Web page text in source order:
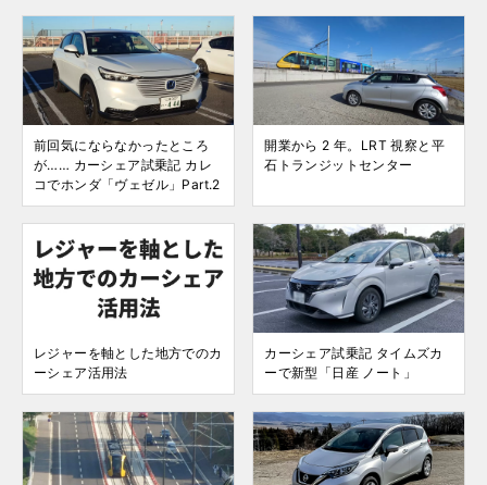
前回気にならなかったところ
が…… カーシェア試乗記 カレ
コでホンダ「ヴェゼル」Part.2
開業から 2 年。LRT 視察と平
石トランジットセンター
レジャーを軸とした地方でのカ
ーシェア活用法
カーシェア試乗記 タイムズカ
ーで新型「日産 ノート」